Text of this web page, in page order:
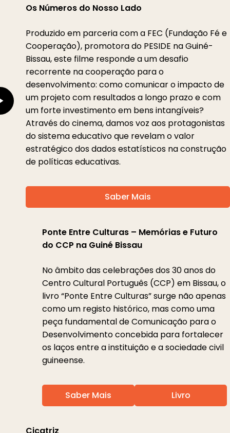
Os Números do Nosso Lado
Produzido em parceria com a FEC (Fundação Fé e
Cooperação), promotora do PESIDE na Guiné-
Bissau, este filme responde a um desafio
recorrente na cooperação para o
desenvolvimento: como comunicar o impacto de
um projeto com resultados a longo prazo e com
um forte investimento em bens intangíveis?
Através do cinema, damos voz aos protagonistas
do sistema educativo que revelam o valor
estratégico dos dados estatísticos na construção
de políticas educativas.
Saber Mais
Ponte Entre Culturas – Memórias e Futuro
do CCP na Guiné Bissau
No âmbito das celebrações dos 30 anos do
Centro Cultural Português (CCP) em Bissau, o
livro “Ponte Entre Culturas” surge não apenas
como um registo histórico, mas como uma
peça fundamental de Comunicação para o
Desenvolvimento concebida para fortalecer
os laços entre a instituição e a sociedade civil
guineense.
Saber Mais Livro